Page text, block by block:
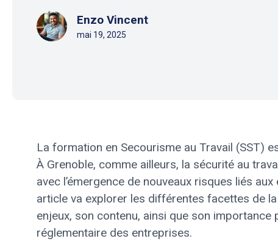
Enzo Vincent
mai 19, 2025
La formation en Secourisme au Travail (SST)
À Grenoble, comme ailleurs, la sécurité au
avec l’émergence de nouveaux risques liés
article va explorer les différentes facettes de
enjeux, son contenu, ainsi que son
réglementaire des entreprises.